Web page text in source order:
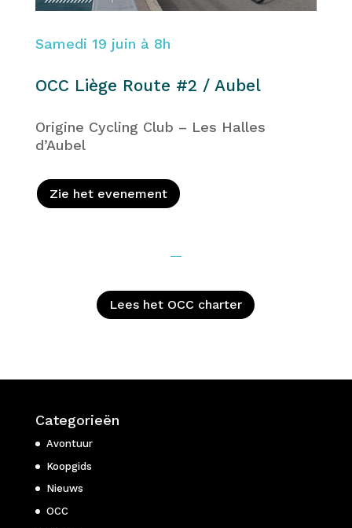
Samedi 19 juin à 8h
OCC Liège Route #2 / Aubel
Origine Cycling Club – Les Halles
d’Aubel
Zie het evenement
Lees het OCC charter
Categorieën
Avontuur
Koopgids
Nieuws
OCC